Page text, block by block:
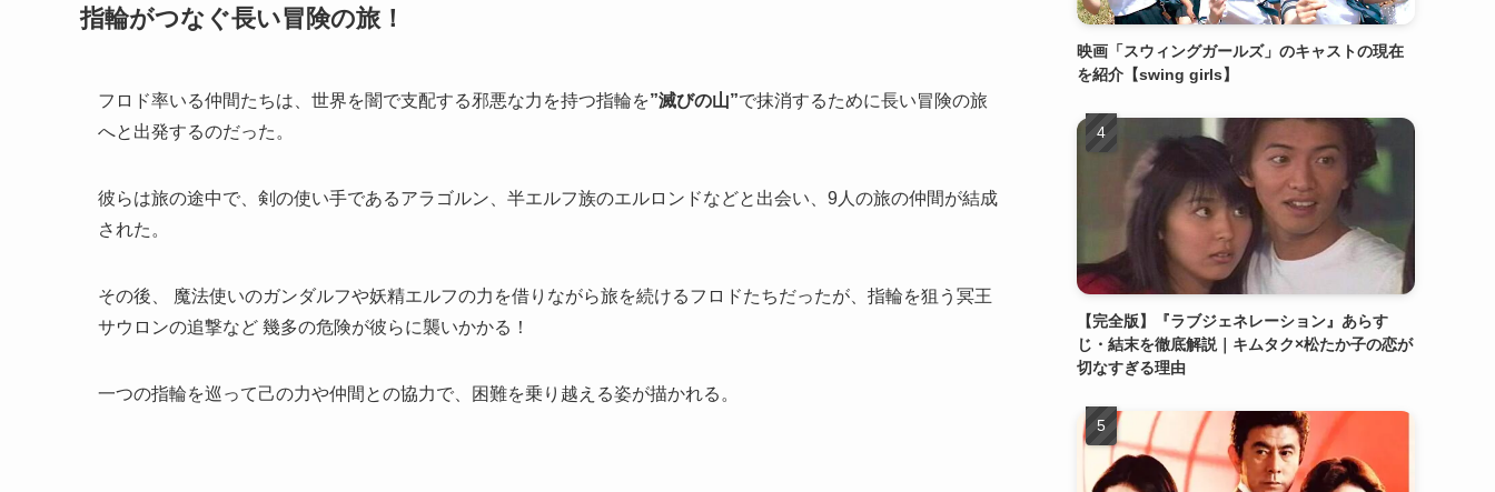
指輪がつなぐ長い冒険の旅！
フロド率いる仲間たちは、世界を闇で支配する邪悪な力を持つ指輪を”滅びの山”で抹消するために長い冒険の旅
へと出発するのだった。
彼らは旅の途中で、剣の使い手であるアラゴルン、半エルフ族のエルロンドなどと出会い、9人の旅の仲間が結成
された。
その後、 魔法使いのガンダルフや妖精エルフの力を借りながら旅を続けるフロドたちだったが、指輪を狙う冥王
サウロンの追撃など 幾多の危険が彼らに襲いかかる！
一つの指輪を巡って己の力や仲間との協力で、困難を乗り越える姿が描かれる。
映画「スウィングガールズ」のキャストの現在
を紹介【swing girls】
【完全版】『ラブジェネレーション』あらす
じ・結末を徹底解説｜キムタク×松たか子の恋が
切なすぎる理由